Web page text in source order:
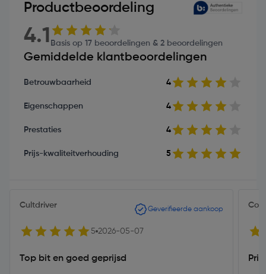
Productbeoordeling
4.1 Basis op 17 beoordelingen & 2 beoordelingen
Gemiddelde klantbeoordelingen
Betrouwbaarheid 4
Eigenschappen 4
Prestaties 4
Prijs-kwaliteitverhouding 5
Cultdriver Geverifieerde aankoop
5 2026-05-07
Top bit en goed geprijsd